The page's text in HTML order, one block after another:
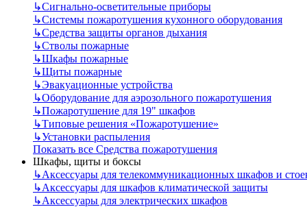
↳Сигнально-осветительные приборы
↳Системы пожаротушения кухонного оборудования
↳Средства защиты органов дыхания
↳Стволы пожарные
↳Шкафы пожарные
↳Щиты пожарные
↳Эвакуационные устройства
↳Оборудование для аэрозольного пожаротушения
↳Пожаротушение для 19" шкафов
↳Типовые решения «Пожаротушение»
↳Установки распыления
Показать все Средства пожаротушения
Шкафы, щиты и боксы
↳Аксессуары для телекоммуникационных шкафов и
↳Аксессуары для шкафов климатической защиты
↳Аксессуары для электрических шкафов